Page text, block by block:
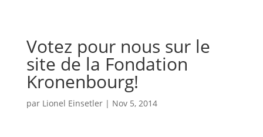
Votez pour nous sur le
site de la Fondation
Kronenbourg!
par Lionel Einsetler| Nov 5, 2014